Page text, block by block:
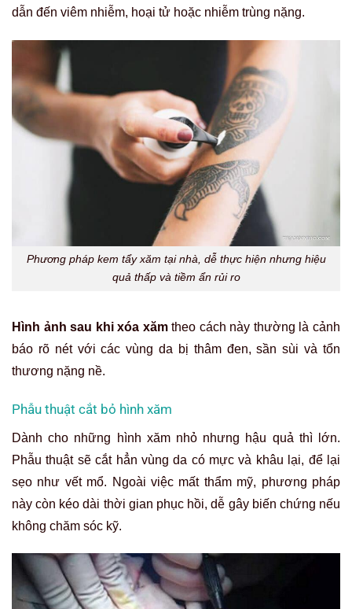
dẫn đến viêm nhiễm, hoại tử hoặc nhiễm trùng nặng.
Phương pháp kem tẩy xăm tại nhà, dễ thực hiện nhưng hiệu
quả thấp và tiềm ẩn rủi ro
Hình ảnh sau khi xóa xămtheo cách này thường là cảnh
báo rõ nét với các vùng da bị thâm đen, sần sùi và tổn
thương nặng nề.
Phẫu thuật cắt bỏ hình xăm
Dành cho những hình xăm nhỏ nhưng hậu quả thì lớn.
Phẫu thuật sẽ cắt hẳn vùng da có mực và khâu lại, để lại
sẹo như vết mổ. Ngoài việc mất thẩm mỹ, phương pháp
này còn kéo dài thời gian phục hồi, dễ gây biến chứng nếu
không chăm sóc kỹ.